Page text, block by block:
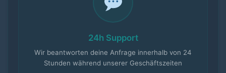
24h Support
Wir beantworten deine Anfrage innerhalb von 24
Stunden während unserer Geschäftszeiten